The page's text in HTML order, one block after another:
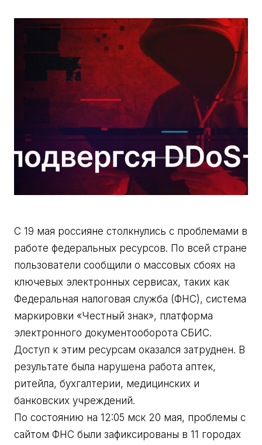
С 19 мая россияне столкнулись с проблемами в
работе федеральных ресурсов. По всей стране
пользователи сообщили о массовых сбоях на
ключевых электронных сервисах, таких как
Федеральная налоговая служба (ФНС), система
маркировки «Честный знак», платформа
электронного документооборота СБИС.
Доступ к этим ресурсам оказался затруднен. В
результате была нарушена работа аптек,
ритейла, бухгалтерии, медицинских и
банковских учреждений.
По состоянию на 12:05 мск 20 мая, проблемы с
сайтом ФНС были зафиксированы в 11 городах